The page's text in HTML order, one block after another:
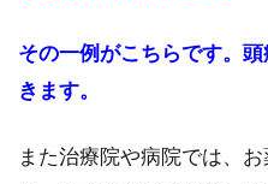
その一例がこちらです。
きます。
また治療院や病院では、